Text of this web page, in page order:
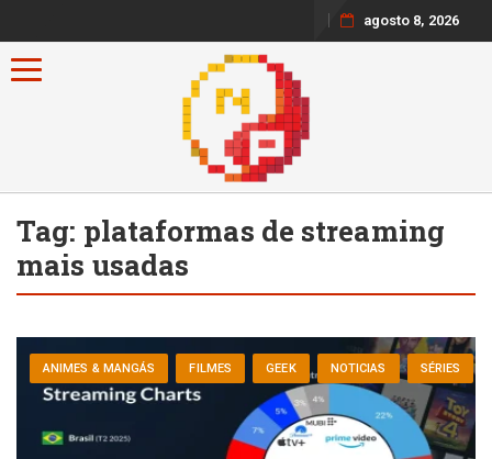
agosto 8, 2026
Toggle navigation
Tag: plataformas de streaming
mais usadas
ANIMES & MANGÁS FILMES GEEK NOTICIAS SÉRIES